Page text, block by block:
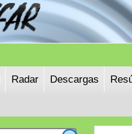
Radar Descargas